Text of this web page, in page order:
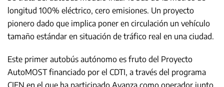
longitud 100% eléctrico, cero emisiones. Un proyecto
pionero dado que implica poner en circulación un vehículo
tamaño estándar en situación de tráfico real en una ciudad.
Este primer autobús autónomo es fruto del Proyecto
AutoMOST financiado por el CDTI, a través del programa